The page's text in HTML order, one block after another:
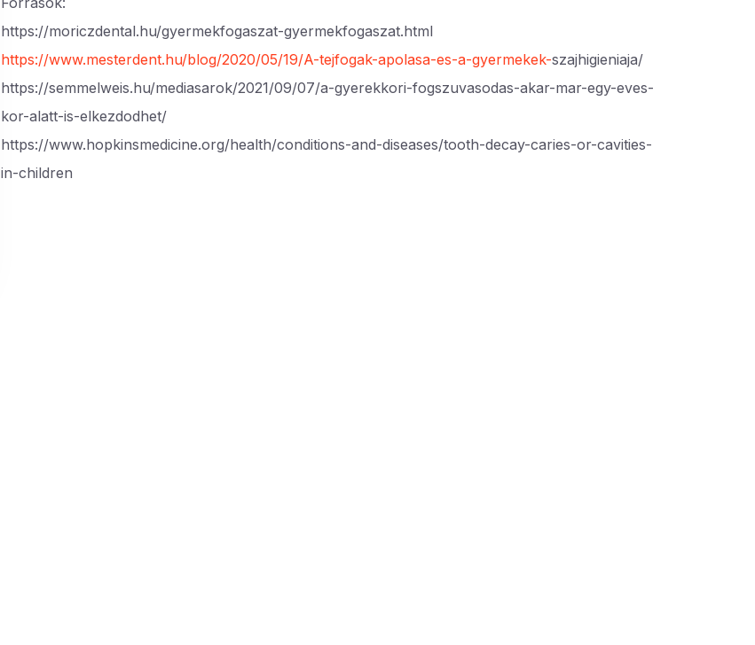
https://moriczdental.hu/gyermekfogaszat-gyermekfogaszat.html
https://www.mesterdent.hu/blog/2020/05/19/A-tejfogak-apolasa-es-a-gyermekek-szajhigieniaja/
https://semmelweis.hu/mediasarok/2021/09/07/a-gyerekkori-fogszuvasodas-akar-mar-egy-eves-
kor-alatt-is-elkezdodhet/
https://www.hopkinsmedicine.org/health/conditions-and-diseases/tooth-decay-caries-or-cavities-
in-children